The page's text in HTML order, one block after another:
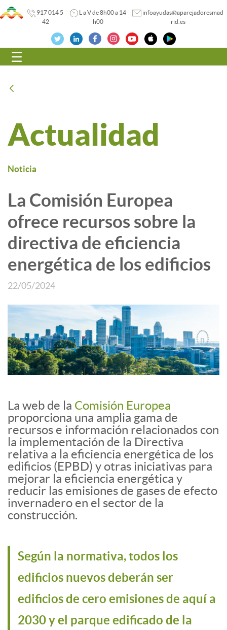
917 014 5
42
L a V de 8h00 a 14
h00
infoayudas@aparejadoresmad
rid.es
Navegación
Actualidad
Noticia
La Comisión Europea
ofrece recursos sobre la
directiva de eficiencia
energética de los edificios
22/05/2024
La web de la Comisión Europea
proporciona una amplia gama de
recursos e información relacionados con
la implementación de la Directiva
relativa a la eficiencia energética de los
edificios (EPBD) y otras iniciativas para
mejorar la eficiencia energética y
reducir las emisiones de gases de efecto
invernadero en el sector de la
construcción.
Según la normativa, todos los
edificios nuevos deberán ser
edificios de cero emisiones de aquí a
2030 y el parque edificado de la